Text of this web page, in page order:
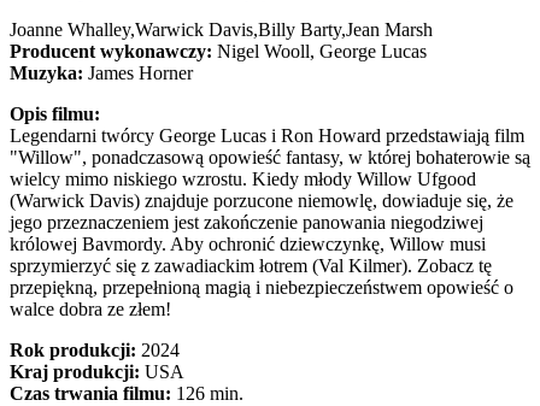
Joanne Whalley,Warwick Davis,Billy Barty,Jean Marsh
Producent wykonawczy: Nigel Wooll, George Lucas
Muzyka: James Horner
Opis filmu:
Legendarni twórcy George Lucas i Ron Howard przedstawiają film
"Willow", ponadczasową opowieść fantasy, w której bohaterowie są
wielcy mimo niskiego wzrostu. Kiedy młody Willow Ufgood
(Warwick Davis) znajduje porzucone niemowlę, dowiaduje się, że
jego przeznaczeniem jest zakończenie panowania niegodziwej
królowej Bavmordy. Aby ochronić dziewczynkę, Willow musi
sprzymierzyć się z zawadiackim łotrem (Val Kilmer). Zobacz tę
przepiękną, przepełnioną magią i niebezpieczeństwem opowieść o
walce dobra ze złem!
Rok produkcji: 2024
Kraj produkcji: USA
Czas trwania filmu: 126 min.